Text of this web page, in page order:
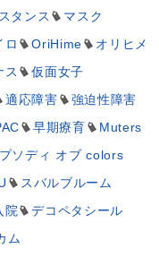
タンス
マスク
ロ OriHime
オリヒメ
ス
仮面女子
適応障害
強迫性障害
早期療育
Muters
ソディ オブ colors
スバルブルーム
院
デコペタシール
ム